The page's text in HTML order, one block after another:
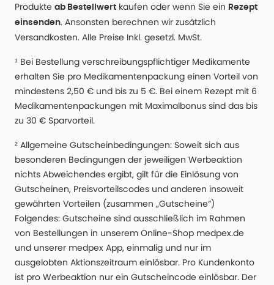
Produkte ab Bestellwert kaufen oder wenn Sie ein Rezept
einsenden. Ansonsten berechnen wir zusätzlich
Versandkosten. Alle Preise Inkl. gesetzl. MwSt.
¹ Bei Bestellung verschreibungspflichtiger Medikamente
erhalten Sie pro Medikamentenpackung einen Vorteil von
mindestens 2,50 € und bis zu 5 €. Bei einem Rezept mit 6
Medikamentenpackungen mit Maximalbonus sind das bis
zu 30 € Sparvorteil.
² Allgemeine Gutscheinbedingungen: Soweit sich aus
besonderen Bedingungen der jeweiligen Werbeaktion
nichts Abweichendes ergibt, gilt für die Einlösung von
Gutscheinen, Preisvorteilscodes und anderen insoweit
gewährten Vorteilen (zusammen „Gutscheine“)
Folgendes: Gutscheine sind ausschließlich im Rahmen
von Bestellungen in unserem Online-Shop medpex.de
und unserer medpex App, einmalig und nur im
ausgelobten Aktionszeitraum einlösbar. Pro Kundenkonto
ist pro Werbeaktion nur ein Gutscheincode einlösbar. Der